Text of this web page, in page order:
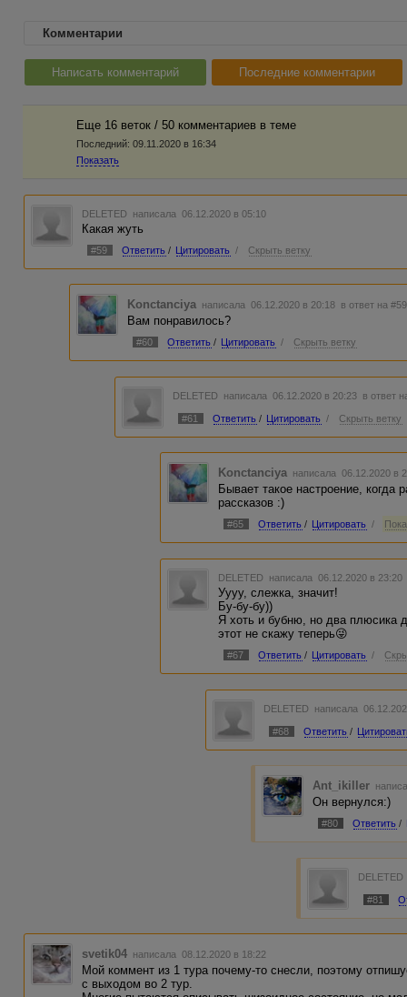
Комментарии
Написать комментарий Последние комментарии
Еще 16 веток / 50 комментариев в темe
Последний: 09.11.2020 в 16:34
Показать
DELETED написала 06.12.2020 в 05:10
Какая жуть
#59 Ответить / Цитировать / Скрыть ветку
Konctanciya написала 06.12.2020 в 20:18 в ответ на #59
Вам понравилось?
#60 Ответить / Цитировать / Скрыть ветку
DELETED написала 06.12.2020 в 20:23 в ответ
#61 Ответить / Цитировать / Скрыть ветку
Konctanciya написала 06.12.2020 в
Бывает такое настроение, когда
рассказов :)
#65 Ответить / Цитировать /
DELETED написала 06.12.2020 в
Уууу, слежка, значит!
Бу-бу-бу))
Я хоть и бубню, но два плюсика
этот не скажу теперь😜
#67 Ответить / Цитировать /
DELETED написала
#68 Ответить /
Ant_ikiller
Он вернулся:)
#80 Ответить /
DELETED
#81
svetik04 написала 08.12.2020 в 18:22
Мой коммент из 1 тура почему-то снесли, поэтому
с выходом во 2 тур.